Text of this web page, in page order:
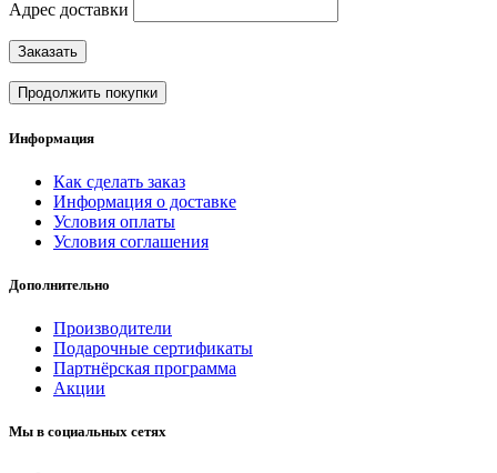
Адрес доставки
Заказать
Продолжить покупки
Информация
Как сделать заказ
Информация о доставке
Условия оплаты
Условия соглашения
Дополнительно
Производители
Подарочные сертификаты
Партнёрская программа
Акции
Мы в социальных сетях